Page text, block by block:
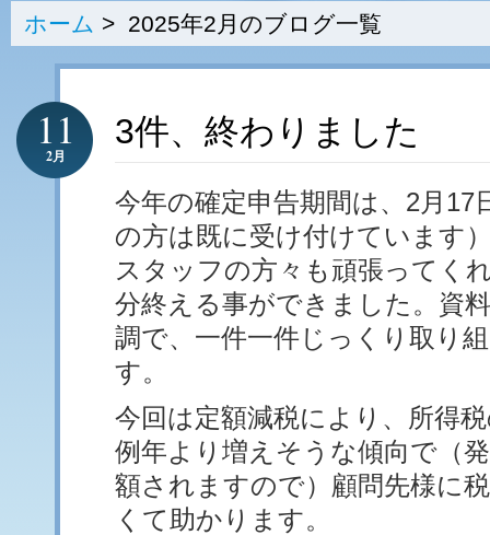
ホーム > 2025年2月のブログ一覧
3件、終わりました
11
2月
今年の確定申告期間は、2月17
の方は既に受け付けています
スタッフの方々も頑張ってく
分終える事ができました。資
調で、一件一件じっくり取り
す。
今回は定額減税により、所得
例年より増えそうな傾向で（
額されますので）顧問先様に
くて助かります。